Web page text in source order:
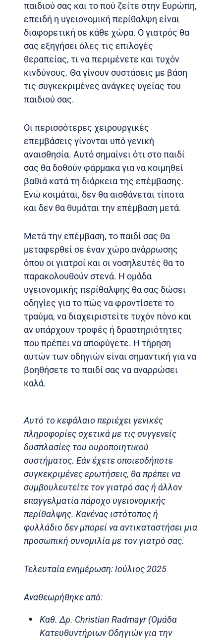
παιδιού σας και το πού ζείτε στην Ευρώπη,
επειδή η υγειονομική περίθαλψη είναι
διαφορετική σε κάθε χώρα. Ο γιατρός θα
σας εξηγήσει όλες τις επιλογές
θεραπείας, τι να περιμένετε και τυχόν
κινδύνους. Θα γίνουν συστάσεις με βάση
τις συγκεκριμένες ανάγκες υγείας του
παιδιού σας.
Οι περισσότερες χειρουργικές
επεμβάσεις γίνονται υπό γενική
αναισθησία. Αυτό σημαίνει ότι στο παιδί
σας θα δοθούν φάρμακα για να κοιμηθεί
βαθιά κατά τη διάρκεια της επέμβασης.
Ενώ κοιμάται, δεν θα αισθάνεται τίποτα
και δεν θα θυμάται την επέμβαση μετά.
Μετά την επέμβαση, το παιδί σας θα
μεταφερθεί σε έναν χώρο ανάρρωσης
όπου οι γιατροί και οι νοσηλευτές θα το
παρακολουθούν στενά. Η ομάδα
υγειονομικής περίθαλψης θα σας δώσει
οδηγίες για το πώς να φροντίσετε το
τραύμα, να διαχειριστείτε τυχόν πόνο και
αν υπάρχουν τροφές ή δραστηριότητες
που πρέπει να αποφύγετε. Η τήρηση
αυτών των οδηγιών είναι σημαντική για να
βοηθήσετε το παιδί σας να αναρρώσει
καλά.
Αυτό το κεφάλαιο περιέχει γενικές
πληροφορίες σχετικά με τις συγγενείς
δυσπλασίες του ουροποιητικού
συστήματος. Εάν έχετε οποιεσδήποτε
συγκεκριμένες ερωτήσεις, θα πρέπει να
συμβουλευτείτε τον γιατρό σας ή άλλον
επαγγελματία πάροχο υγειονομικής
περίθαλψης. Κανένας ιστότοπος ή
φυλλάδιο δεν μπορεί να αντικαταστήσει μια
προσωπική συνομιλία με τον γιατρό σας.
Τελευταία ενημέρωση: Ιούλιος 2025
Αναθεωρήθηκε από:
Καθ. Δρ. Christian Radmayr (Ομάδα
Κατευθυντήριων Οδηγιών για την